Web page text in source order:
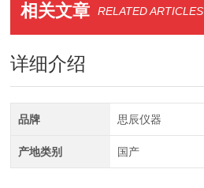
相关文章 RELATED ARTICLES
详细介绍
品牌 思辰仪器
产地类别 国产